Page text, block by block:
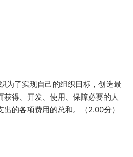
为了实现自己的组织目标，创造最
得、开发、使用、保障必要的人
的各项费用的总和。（2.00分）